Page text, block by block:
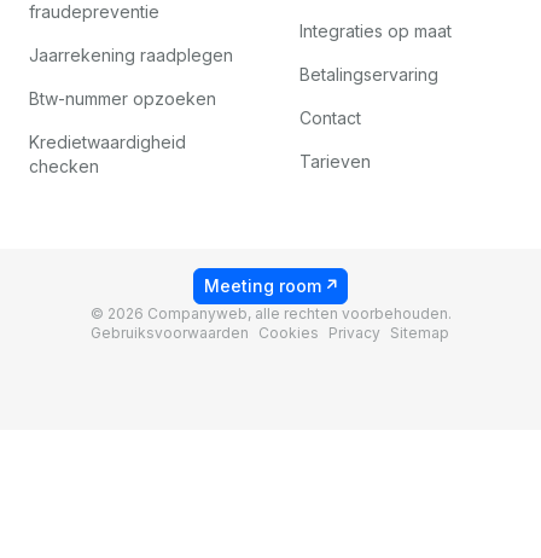
fraudepreventie
Jaarrekening raadplegen
Btw-nummer opzoeken
Kredietwaardigheid
checken
Integraties op maat
Betalingservaring
Contact
Tarieven
© 2026 Companyweb, alle rechten voorbehouden.
Gebruiksvoorwaarden
Cookies Privacy Sitemap
Meeting room